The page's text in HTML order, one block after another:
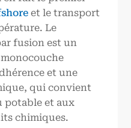
et le transport
Le
fusion est un
et une
qui convient
potable et aux
chimiques.